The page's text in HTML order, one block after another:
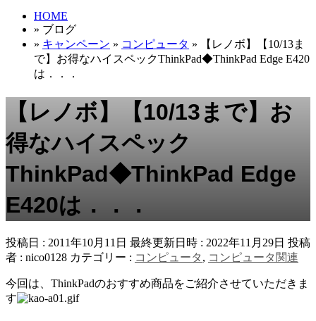
HOME
» ブログ
» キャンペーン » コンピュータ » 【レノボ】【10/13ま
で】お得なハイスペックThinkPad◆ThinkPad Edge E420
は．．．
【レノボ】【10/13まで】お
得なハイスペック
ThinkPad◆ThinkPad Edge
E420は．．．
投稿日 : 2011年10月11日 最終更新日時 : 2022年11月29日 投稿
者 : nico0128 カテゴリー : コンピュータ , コンピュータ関連
今回は、ThinkPadのおすすめ商品をご紹介させていただきま
す